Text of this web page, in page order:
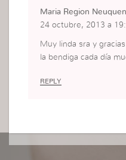
Maria Region Neuquen
24 octubre, 2013 a
Muy linda sra y
la bendiga cada día
REPLY